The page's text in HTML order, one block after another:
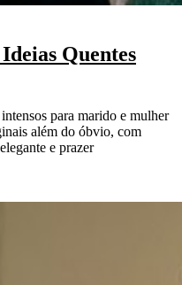
Quentes
para marido e mulher
além do óbvio, com
e prazer